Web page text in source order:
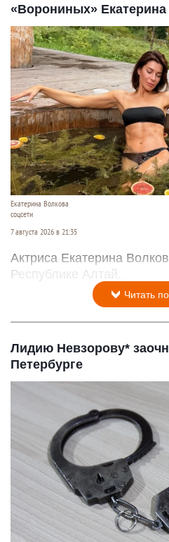
«Ворониных»
Екатерина Волкова
соцсети
7 августа 2026 в 21:35
Актриса Екатерина
Республике Алтай.
Читать
Лидию Невзорову*
Петербурге